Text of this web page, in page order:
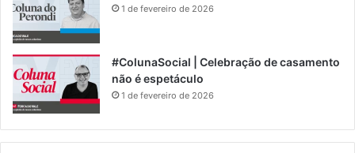
1 de fevereiro de 2026
#ColunaSocial | Celebração de casamento
não é espetáculo
1 de fevereiro de 2026